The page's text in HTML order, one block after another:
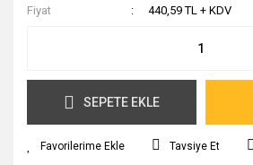
Fiyat
440,59 TL + KDV
SEPETE EKLE
Tavsiye Et